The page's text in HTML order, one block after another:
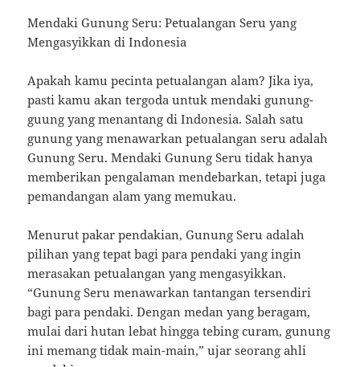
Mendaki Gunung Seru: Petualangan Seru yang
Mengasyikkan di Indonesia
Apakah kamu pecinta petualangan alam? Jika iya,
pasti kamu akan tergoda untuk mendaki gunung-
guung yang menantang di Indonesia. Salah satu
gunung yang menawarkan petualangan seru adalah
Gunung Seru. Mendaki Gunung Seru tidak hanya
memberikan pengalaman mendebarkan, tetapi juga
pemandangan alam yang memukau.
Menurut pakar pendakian, Gunung Seru adalah
pilihan yang tepat bagi para pendaki yang ingin
merasakan petualangan yang mengasyikkan.
“Gunung Seru menawarkan tantangan tersendiri
bagi para pendaki. Dengan medan yang beragam,
mulai dari hutan lebat hingga tebing curam, gunung
ini memang tidak main-main,” ujar seorang ahli